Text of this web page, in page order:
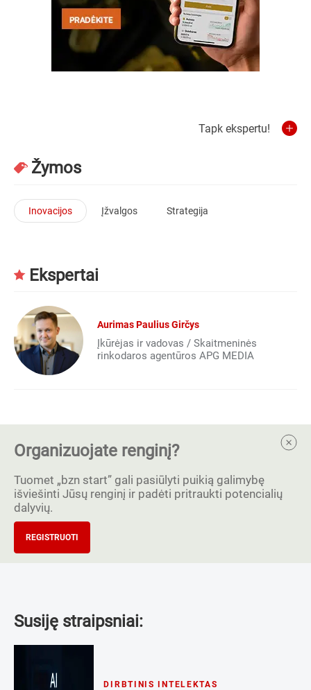
Tapk ekspertu!
Žymos
Inovacijos Įžvalgos Strategija
Ekspertai
Aurimas Paulius Girčys
Įkūrėjas ir vadovas / Skaitmeninės
rinkodaros agentūros APG MEDIA
Organizuojate renginį?
Tuomet „bzn start” gali pasiūlyti puikią galimybę
išviešinti Jūsų renginį ir padėti pritraukti potencialių
dalyvių.
REGISTRUOTI
Susiję straipsniai:
DIRBTINIS INTELEKTAS